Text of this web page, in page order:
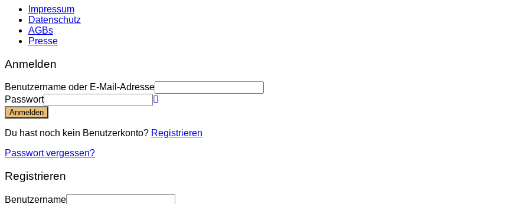
Impressum
Datenschutz
AGBs
Presse
Anmelden
Benutzername oder E-Mail-Adresse
Passwort
Anmelden
Du hast noch kein Benutzerkonto? Registrieren
Passwort vergessen?
Registrieren
Benutzername